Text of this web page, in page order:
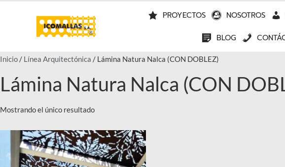
PROYECTOS NOSOTROS
BLOG
Inicio / Línea Arquitectónica / Lámina Natura Nalca (CON DOBLEZ)
Lámina Natura Nalca (CON
Mostrando el único resultado